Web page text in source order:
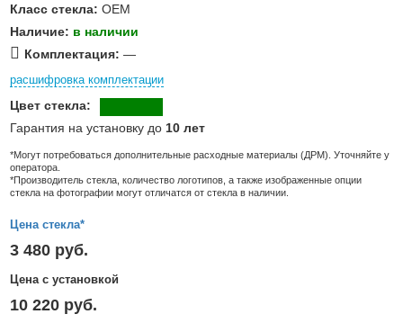
Класс стекла: OEM
Наличие: в наличии
Комплектация: —
расшифровка комплектации
Цвет стекла:
Гарантия на установку до 10 лет
*Могут потребоваться дополнительные расходные материалы (ДРМ). Уточняйте у
оператора.
*Производитель стекла, количество логотипов, а также изображенные опции
стекла на фотографии могут отличатся от стекла в наличии.
Цена стекла*
3 480 руб.
Цена с установкой
10 220 руб.